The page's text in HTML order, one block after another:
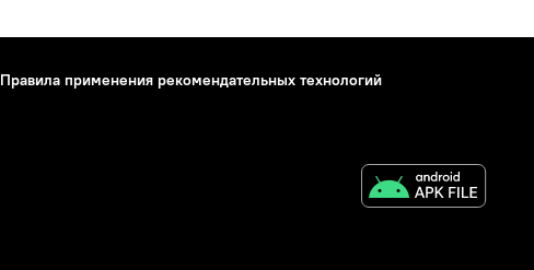
Правила применения рекомендательных технологий